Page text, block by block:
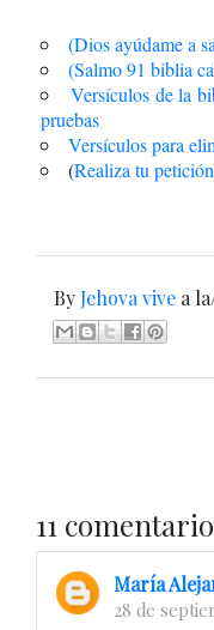
(Dios ayúdame a
(Salmo 91 biblia
Versículos de la
pruebas
Versículos para
(Realiza tu
ByJehova vive a
11
María
28 de